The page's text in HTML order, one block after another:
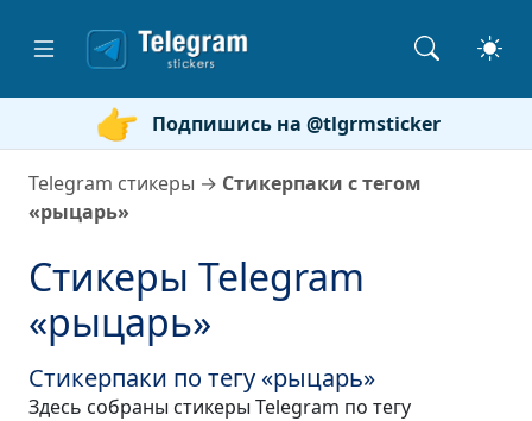
Подпишись на @tlgrmsticker
Telegram стикеры → Стикерпаки с тегом
«рыцарь»
Стикеры Telegram
«рыцарь»
Стикерпаки по тегу «рыцарь»
Здесь собраны стикеры Telegram по тегу